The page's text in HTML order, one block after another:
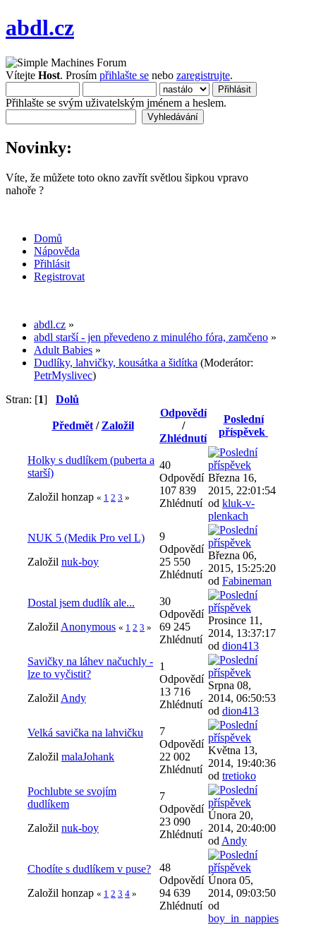
abdl.cz
Vítejte Host. Prosím přihlašte se nebo zaregistrujte.
Přihlašte se svým uživatelským jménem a heslem.
Novinky:
Víte, že můžete toto okno zavřít světlou šipkou vpravo
nahoře ?
Domů
Nápověda
Přihlásit
Registrovat
abdl.cz »
abdl starší - jen převedeno z minulého fóra, zamčeno »
Adult Babies »
Dudlíky, lahvičky, kousátka a šidítka (Moderátor:
PetrMyslivec)
Stran: [1] Dolů
Předmět/ Založil
Odpovědí
/
Zhlédnutí
Poslední
příspěvek
Holky s dudlíkem (puberta a
starší)
Založil honzap « 1 2 3 »
40
Odpovědí
107 839
Zhlédnutí
Března 16,
2015, 22:01:54
od kluk-v-
plenkach
NUK 5 (Medik Pro vel L)
Založil nuk-boy
9
Odpovědí
25 550
Zhlédnutí
Března 06,
2015, 15:25:20
od Fabineman
Dostal jsem dudlík ale...
Založil Anonymous « 1 2 3 »
30
Odpovědí
69 245
Zhlédnutí
Prosince 11,
2014, 13:37:17
od dion413
Savičky na láhev načuchly -
lze to vyčistit?
Založil Andy
1
Odpovědí
13 716
Zhlédnutí
Srpna 08,
2014, 06:50:53
od dion413
Velká savička na lahvičku
Založil malaJohank
7
Odpovědí
22 002
Zhlédnutí
Května 13,
2014, 19:40:36
od tretioko
Pochlubte se svojím
dudlíkem
Založil nuk-boy
7
Odpovědí
23 090
Zhlédnutí
Února 20,
2014, 20:40:00
od Andy
Chodíte s dudlíkem v puse?
Založil honzap « 1 2 3 4 »
48
Odpovědí
94 639
Zhlédnutí
Února 05,
2014, 09:03:50
od
boy_in_nappies